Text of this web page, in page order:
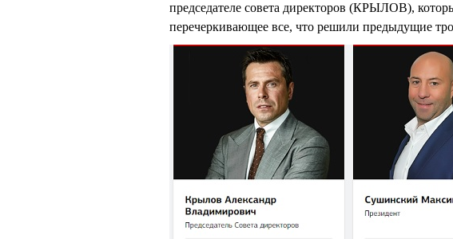
председателе совета директоров (КРЫЛОВ),
перечеркивающее все, что решили предыдущие